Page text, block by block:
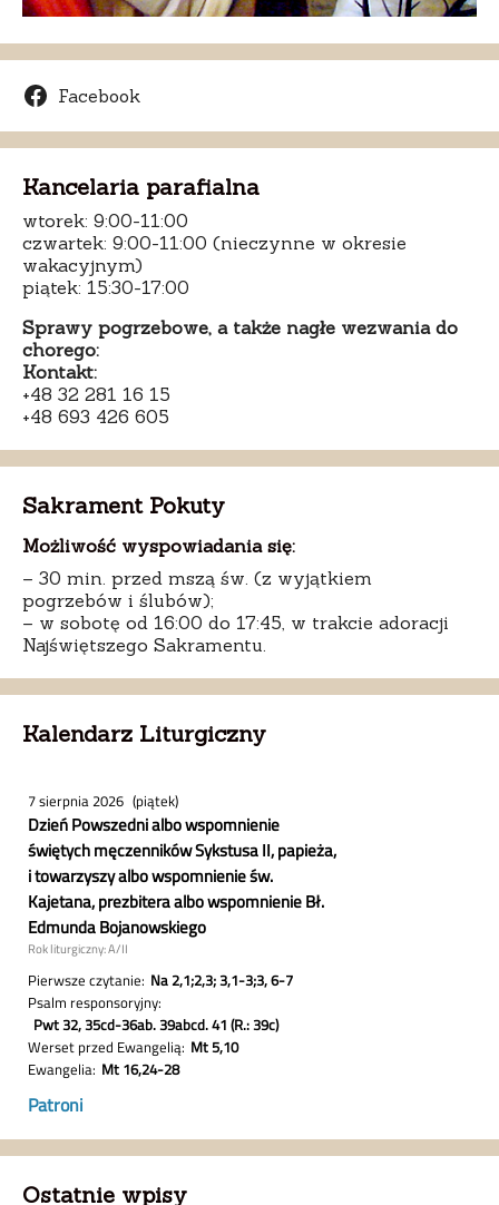
Facebook
Kancelaria parafialna
wtorek: 9:00-11:00
czwartek: 9:00-11:00 (nieczynne w okresie
wakacyjnym)
piątek: 15:30-17:00
Sprawy pogrzebowe, a także nagłe wezwania do
chorego:
Kontakt:
+48 32 281 16 15
+48 693 426 605
Sakrament Pokuty
Możliwość wyspowiadania się:
– 30 min. przed mszą św. (z wyjątkiem
pogrzebów i ślubów);
– w sobotę od 16:00 do 17:45, w trakcie adoracji
Najświętszego Sakramentu.
Kalendarz Liturgiczny
Ostatnie wpisy